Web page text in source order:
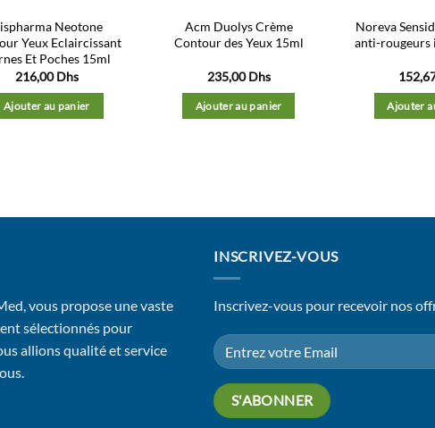
Neotone
Yeux Eclaircissant
Et Poches 15ml
216,00Dhs
Ajouter au panier
Acm Duolys Crème
Contour des Yeux 15ml
235,00Dhs
Ajouter au panier
Noreva
anti-rougeurs
Ajouter
vous propose une vaste
sélectionnés pour
allions qualité et service
INSCRIVEZ-VOUS
Inscrivez-vous pour recevoir nos